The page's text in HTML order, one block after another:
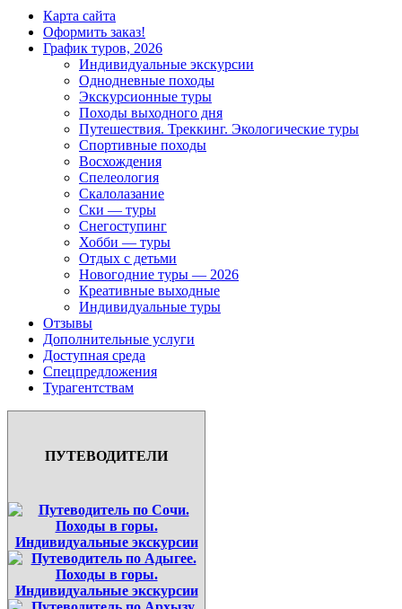
Карта сайта
Оформить заказ!
График туров, 2026
Индивидуальные экскурсии
Однодневные походы
Экскурсионные туры
Походы выходного дня
Путешествия. Треккинг. Экологические туры
Спортивные походы
Восхождения
Спелеология
Скалолазание
Ски — туры
Снегоступинг
Хобби — туры
Отдых с детьми
Новогодние туры — 2026
Креативные выходные
Индивидуальные туры
Отзывы
Дополнительные услуги
Доступная среда
Спецпредложения
Турагентствам
ПУТЕВОДИТЕЛИ